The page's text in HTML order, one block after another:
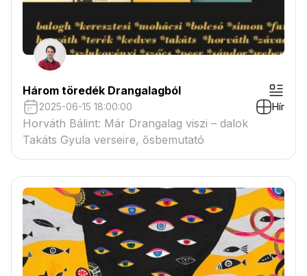
Három töredék Drangalagból
2025-06-15 18:00:00 Hír
Horváth Bálint: Már Drangalag viszi – dalok
Takáts Gyula verseire, ősbemutató